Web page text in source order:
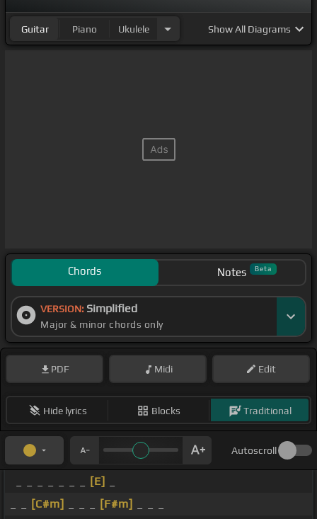
Guitar Piano Ukulele ShowAll Diagrams
Chords Notes Beta
VERSION: Simplified
Major & minor chords only
PDF Midi Edit
Hide lyrics Blocks Traditional
Autoscroll
[E]
[C#m] [F#m]